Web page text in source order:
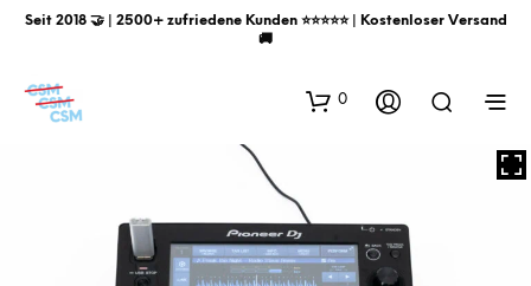
Seit 2018 🤝 | 2500+ zufriedene Kunden ⭐️⭐️⭐️⭐️⭐️ | Kostenloser Versand
🚚
0